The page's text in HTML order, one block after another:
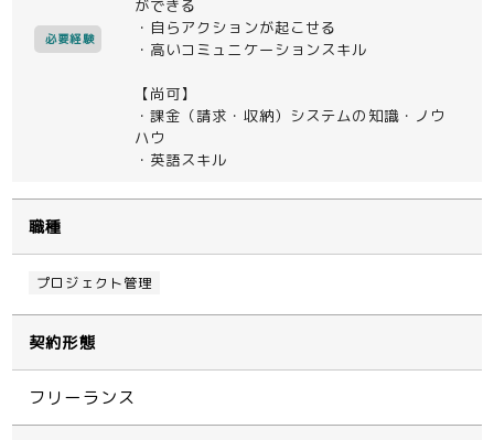
必要経験
ができる
・自らアクションが起こせる
・高いコミュニケーションスキル
【尚可】
・課金（請求・収納）システムの知識・ノウ
ハウ
・英語スキル
職種
プロジェクト管理
契約形態
フリーランス